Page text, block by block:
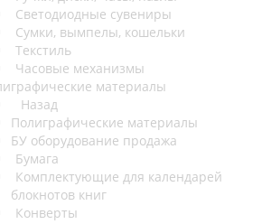
Светодиодные сувениры
Сумки, вымпелы, кошельки
Текстиль
Часовые механизмы
материалы
Назад
Полиграфические материалы
БУ оборудование продажа
Бумага
Комплектующие для календарей
блокнотов книг
Конверты